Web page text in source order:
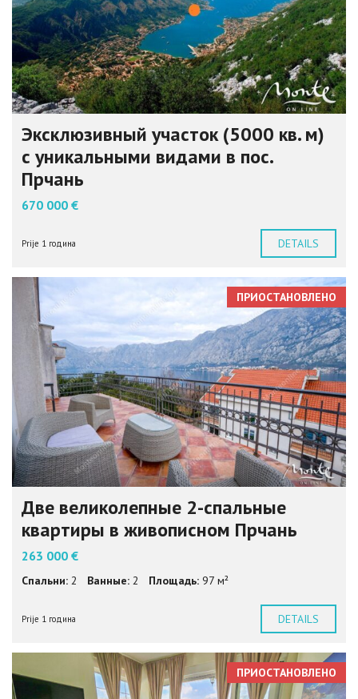
Эксклюзивный участок (5000 кв. м)
с уникальными видами в пос.
Прчань
670 000 €
Prije 1 година DETAILS
ПРИОСТАНОВЛЕНО
Две великолепные 2-спальные
квартиры в живописном Прчань
263 000 €
Спальни: 2 Ванные: 2 Площадь: 97 м²
Prije 1 година DETAILS
ПРИОСТАНОВЛЕНО